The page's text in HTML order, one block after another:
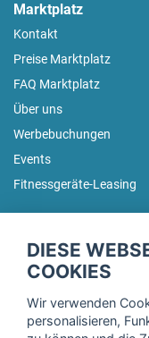
Marktplatz
Kontakt
Preise Marktplatz
FAQ Marktplatz
Über uns
Werbebuchungen
Events
Fitnessgeräte-Leasing
Trage dich hier für
DIESE
COOKIES
Wir verwenden
personalisieren,